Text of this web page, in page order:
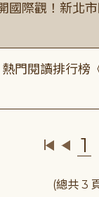
國際觀！新北
門閱讀排行榜
1
(總共 3